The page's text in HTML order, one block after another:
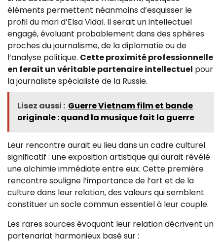
éléments permettent néanmoins d’esquisser le
profil du mari d’Elsa Vidal. Il serait un intellectuel
engagé, évoluant probablement dans des sphères
proches du journalisme, de la diplomatie ou de
l’analyse politique. Cette proximité professionnelle
en ferait un véritable partenaire intellectuel pour
la journaliste spécialiste de la Russie.
Lisez aussi : Guerre Vietnam film et bande
originale : quand la musique fait la guerre
Leur rencontre aurait eu lieu dans un cadre culturel
significatif : une exposition artistique qui aurait révélé
une alchimie immédiate entre eux. Cette première
rencontre souligne l’importance de l’art et de la
culture dans leur relation, des valeurs qui semblent
constituer un socle commun essentiel à leur couple.
Les rares sources évoquant leur relation décrivent un
partenariat harmonieux basé sur :